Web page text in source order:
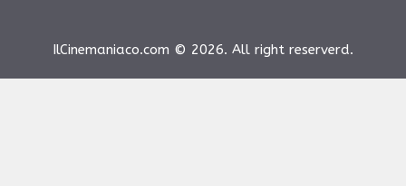
IlCinemaniaco.com © 2026. All right reserverd.